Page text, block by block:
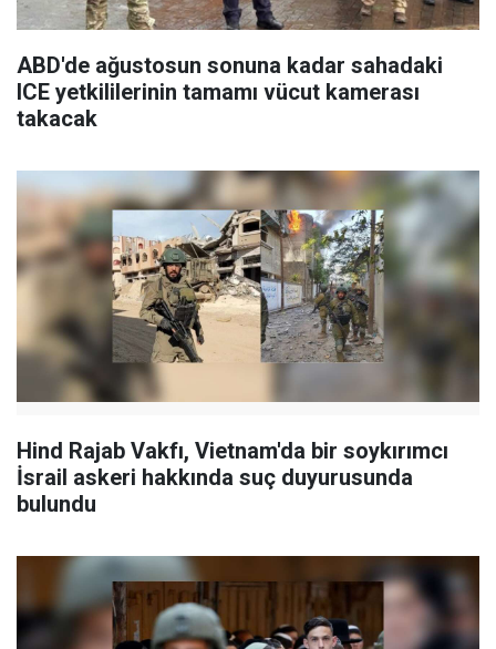
ABD'de ağustosun sonuna kadar sahadaki
ICE yetkililerinin tamamı vücut kamerası
takacak
Hind Rajab Vakfı, Vietnam'da bir soykırımcı
İsrail askeri hakkında suç duyurusunda
bulundu